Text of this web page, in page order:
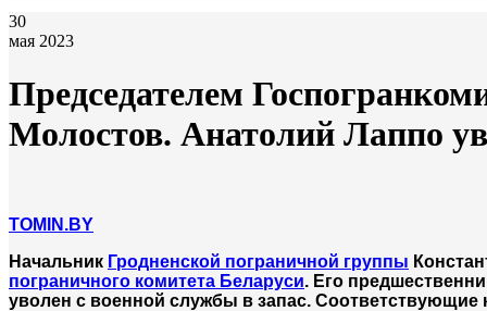
30
мая 2023
Председателем
Молостов. Анатолий Лаппо
TOMIN.BY
Начальник Гродненской пограничной группы
пограничного комитета Беларуси. Его
уволен с военной службы в запас.